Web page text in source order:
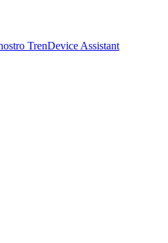
TrenDevice Assistant